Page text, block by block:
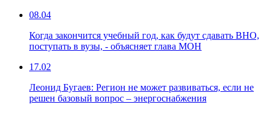
08.04
Когда закончится учебный год, как будут сдавать ВНО,
поступать в вузы, - объясняет глава МОН
17.02
Леонид Бугаев: Регион не может развиваться, если не
решен базовый вопрос – энергоснабжения